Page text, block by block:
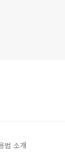
법 소개